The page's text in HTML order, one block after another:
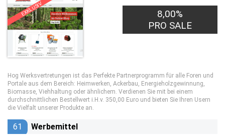
EXKLUSIV
8,00%
PRO SALE
Hog Werksvertretungen ist das Perfekte Partnerprogramm für alle Foren und
Portale aus dem Bereich: Heimwerken, Ackerbau, Energieholzgewinnung,
Biomasse, Viehhaltung oder ähnlichem. Verdienen Sie mit bei einem
durchschnittlichen Bestellwert i.H.v. 350,00 Euro und bieten Sie Ihren Usern
die Vielfalt unserer Produkte an.
61 Werbemittel